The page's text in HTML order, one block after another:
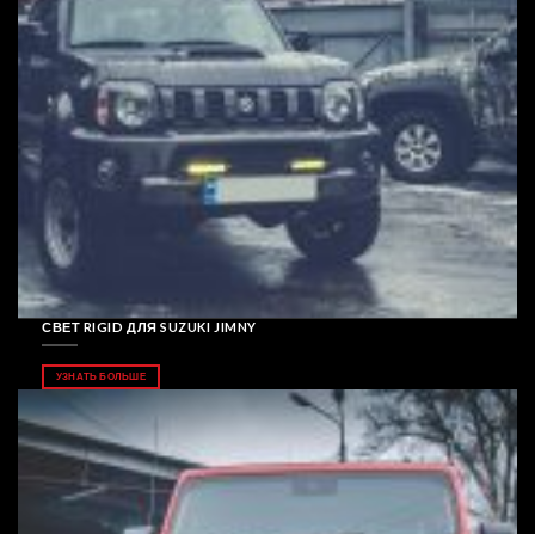
СВЕТ RIGID ДЛЯ SUZUKI JIMNY
УЗНАТЬ БОЛЬШЕ